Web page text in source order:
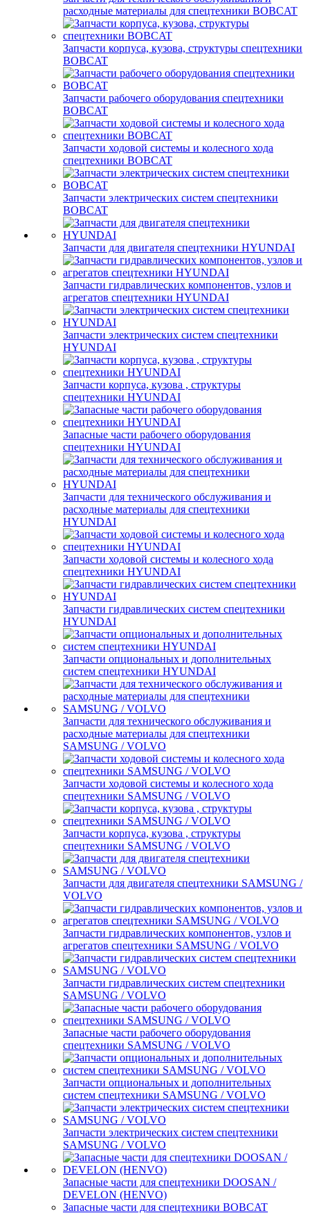
расходные материалы для спецтехники BOBCAT
Запчасти корпуса, кузова, структуры спецтехники
BOBCAT
Запчасти рабочего оборудования спецтехники
BOBCAT
Запчасти ходовой системы и колесного хода
спецтехники BOBCAT
Запчасти электрических систем спецтехники
BOBCAT
Запчасти для двигателя спецтехники HYUNDAI
Запчасти гидравлических компонентов, узлов и
агрегатов спецтехники HYUNDAI
Запчасти электрических систем спецтехники
HYUNDAI
Запчасти корпуса, кузова , структуры
спецтехники HYUNDAI
Запасные части рабочего оборудования
спецтехники HYUNDAI
Запчасти для технического обслуживания и
расходные материалы для спецтехники
HYUNDAI
Запчасти ходовой системы и колесного хода
спецтехники HYUNDAI
Запчасти гидравлических систем спецтехники
HYUNDAI
Запчасти опциональных и дополнительных
систем спецтехники HYUNDAI
Запчасти для технического обслуживания и
расходные материалы для спецтехники
SAMSUNG / VOLVO
Запчасти ходовой системы и колесного хода
спецтехники SAMSUNG / VOLVO
Запчасти корпуса, кузова , структуры
спецтехники SAMSUNG / VOLVO
Запчасти для двигателя спецтехники SAMSUNG /
VOLVO
Запчасти гидравлических компонентов, узлов и
агрегатов спецтехники SAMSUNG / VOLVO
Запчасти гидравлических систем спецтехники
SAMSUNG / VOLVO
Запасные части рабочего оборудования
спецтехники SAMSUNG / VOLVO
Запчасти опциональных и дополнительных
систем спецтехники SAMSUNG / VOLVO
Запчасти электрических систем спецтехники
SAMSUNG / VOLVO
Запасные части для спецтехники DOOSAN /
DEVELON (HENVO)
Запасные части для спецтехники BOBCAT